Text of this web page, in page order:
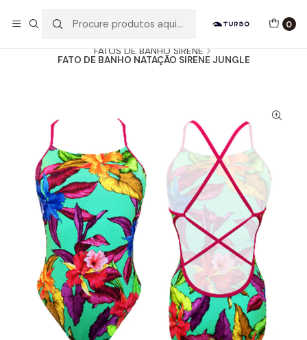
0
FATOS DE BANHO SIRENE
FATO DE BANHO NATAÇÃO SIRENE JUNGLE